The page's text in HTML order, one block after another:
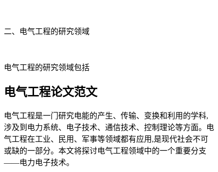
二、电气工程的研究领域
电气工程的研究领域包括
电气工程论文范文
电气工程是一门研究电能的产生、传输、变换和利用的学科,
涉及到电力系统、电子技术、通信技术、控制理论等方面。电
气工程在工业、民用、军事等领域都有应用,是现代社会不可
或缺的一部分。本文将探讨电气工程领域中的一个重要分支
——电力电子技术。